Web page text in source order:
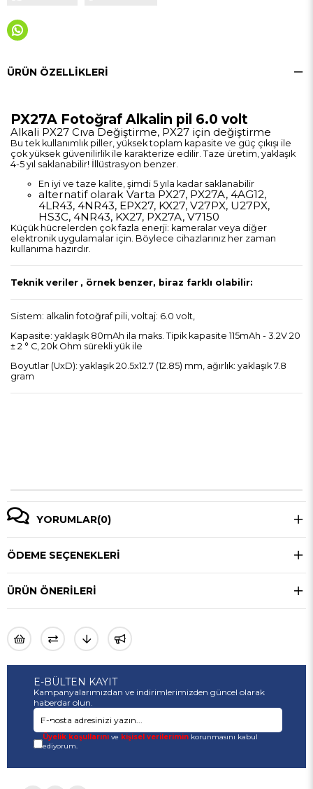
ÜRÜN ÖZELLIKLERI
PX27A Fotoğraf Alkalin pil 6.0 volt
Alkali PX27 Cıva Değiştirme, PX27 için değiştirme
Bu tek kullanımlık piller, yüksek toplam kapasite ve güç çıkışı ile
çok yüksek güvenilirlik ile karakterize edilir. Taze üretim, yaklaşık
4-5 yıl saklanabilir! İllüstrasyon benzer.
En iyi ve taze kalite, şimdi 5 yıla kadar saklanabilir
alternatif olarak Varta PX27, PX27A, 4AG12,
4LR43, 4NR43, EPX27, KX27, V27PX, U27PX,
HS3C, 4NR43, KX27, PX27A, V7150
Küçük hücrelerden çok fazla enerji: kameralar veya diğer
elektronik uygulamalar için. Böylece cihazlarınız her zaman
kullanıma hazırdır.
Teknik veriler , örnek benzer, biraz farklı olabilir:
Sistem: alkalin fotoğraf pili, voltaj: 6.0 volt,
Kapasite: yaklaşık 80mAh ila maks. Tipik kapasite 115mAh - 3.2V 20
± 2 ° C, 20k Ohm sürekli yük ile
Boyutlar (UxD): yaklaşık 20.5x12.7 (12.85) mm, ağırlık: yaklaşık 7.8
gram
YORUMLAR(0)
ÖDEME SEÇENEKLERI
ÜRÜN ÖNERILERI
E-BÜLTEN KAYIT
Kampanyalarımızdan ve indirimlerimizden güncel olarak
haberdar olun.
Üyelik koşullarınıve kişisel verileriminkorunmasını kabul
ediyorum.